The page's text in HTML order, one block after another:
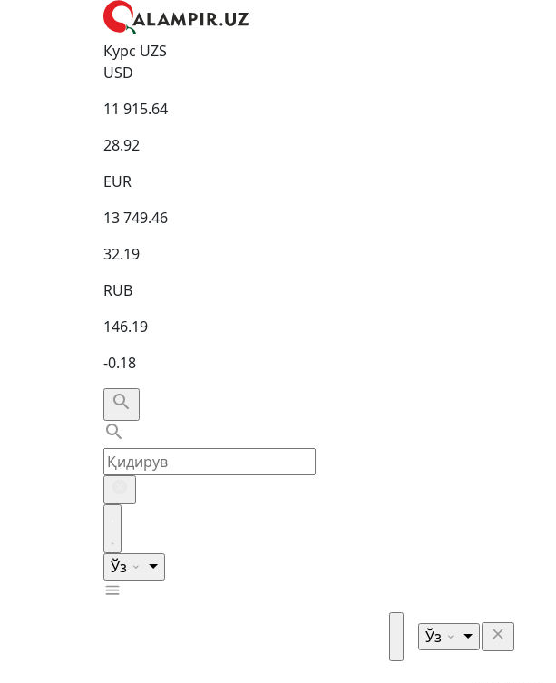
Курс UZS
USD
11 915.64
28.92
EUR
13 749.46
32.19
RUB
146.19
-0.18
Ўз
Ўз